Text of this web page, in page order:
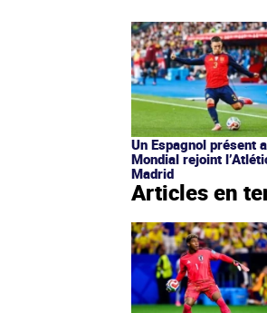
Un Espagnol présent
Mondial rejoint
Madrid
Articles en